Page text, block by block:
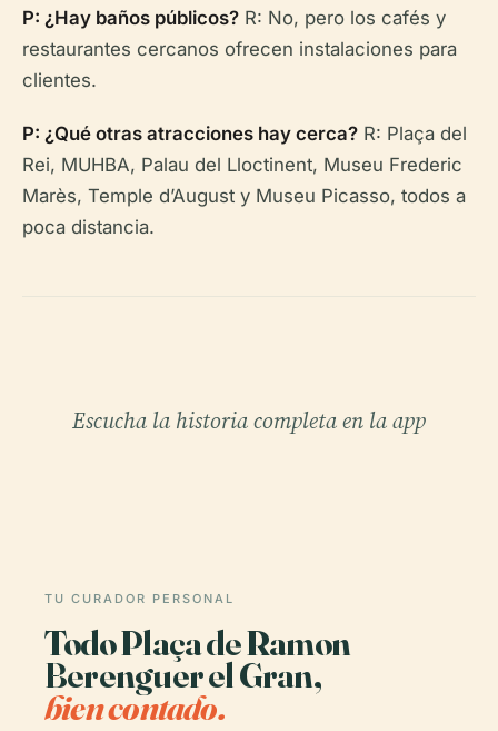
P: ¿Hay baños públicos? R: No, pero los cafés y
restaurantes cercanos ofrecen instalaciones para
clientes.
P: ¿Qué otras atracciones hay cerca? R: Plaça del
Rei, MUHBA, Palau del Lloctinent, Museu Frederic
Marès, Temple d’August y Museu Picasso, todos a
poca distancia.
Escucha la historia completa en la app
TU CURADOR PERSONAL
Todo Plaça de Ramon
Berenguer el Gran,
bien contado.